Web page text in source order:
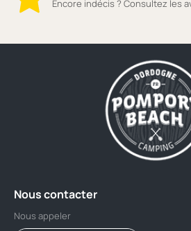
Encore indécis ? Consultez les
Nous contacter
Nous appeler